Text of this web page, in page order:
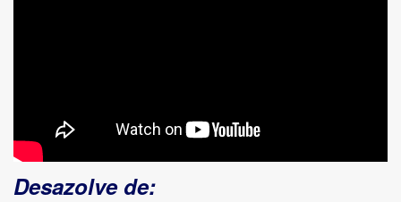
Desazolve de: